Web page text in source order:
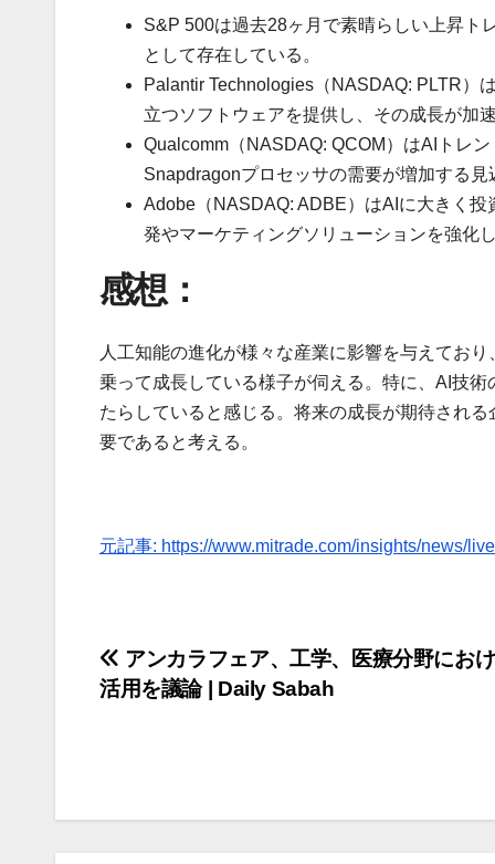
S&P 500は過去28ヶ月で素晴らしい上昇ト
として存在している。
Palantir Technologies（NASDAQ: PLTR）
立つソフトウェアを提供し、その成長が加
Qualcomm（NASDAQ: QCOM）はAIトレ
Snapdragonプロセッサの需要が増加する見
Adobe（NASDAQ: ADBE）はAIに大きく
発やマーケティングソリューションを強化
感想：
人工知能の進化が様々な産業に影響を与えてお
乗って成長している様子が伺える。特に、AI技
たらしていると感じる。将来の成長が期待され
要であると考える。
元記事: https://www.mitrade.com/insights/news/
投
稿
アンカラフェア、工学、医療分野にお
活用を議論 | Daily Sabah